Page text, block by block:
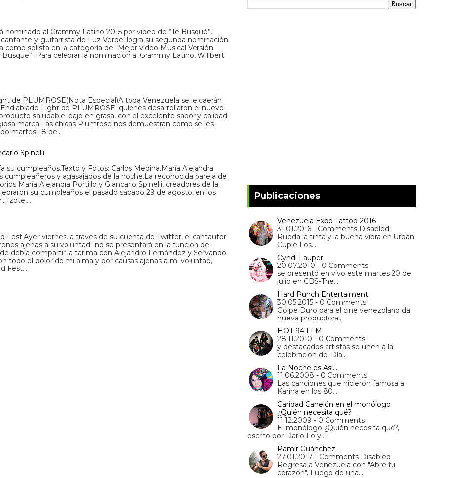
nominado al Grammy Latino 2015 por video de “Te Busqué”.
y guitarrista de Luz Verde, logra su segunda nominación
como solista en la categoría de “Mejor vídeo Musical Versión
Busqué”. Para celebrar la nominación al Grammy Latino, Willbert
de PLUMROSE(Nota Especial)A toda Venezuela se le caerán
Light de PLUMROSE, quienes desarrollaron el nuevo
saludable, bajo en grasa, con el excelente sabor y calidad
marca.Las chicas Plumrose nos demuestran como se les
martes 18 de…
Spinelli
su cumpleaños.Texto y Fotos: Carlos Medina.María Alejandra
cumpleañeros y agasajados de la noche.La reconocida pareja de
María Alejandra Portillo y Giancarlo Spinelli, creadores de la
su cumpleaños el pasado sábado 29 de agosto, en los
Izote,…
Fest.Ayer viernes, a través de su cuenta de Twitter, el cantautor
ajenas a su voluntad" no se presentará en la función de
debía compartir la tarima con Alejandro Fernández y Servando
todo el dolor de mi alma y por causas ajenas a mi voluntad,
Fest…
Publicaciones
Venezuela Expo Tattoo 2016
31.01.2016 - Comments Disabled
Rueda la tinta y la buena vibra en Urban
Cuplé Los…
Cyndi Lauper
20.07.2010 - 0 Comments
se presentó en vivo este martes 20 de
julio en CBS-The…
Hard Punch Entertaiment
30.05.2015 - 0 Comments
Golpe Duro para el cine venezolano da
nueva productora…
HOT 94.1 FM
28.11.2010 - 0 Comments
y destacados artistas se unen a la
celebración del Día…
La Noche es Así...
11.06.2008 - 0 Comments
Las canciones que hicieron famosa a
Karina en los 80…
Caridad Canelón en el monólogo
¿Quién necesita qué?
11.12.2009 - 0 Comments
El monólogo ¿Quién necesita qué?,
escrito por Darío Fo y…
Pamir Guánchez
27.01.2017 - Comments Disabled
Regresa a Venezuela con "Abre tu
corazón". Luego de una…